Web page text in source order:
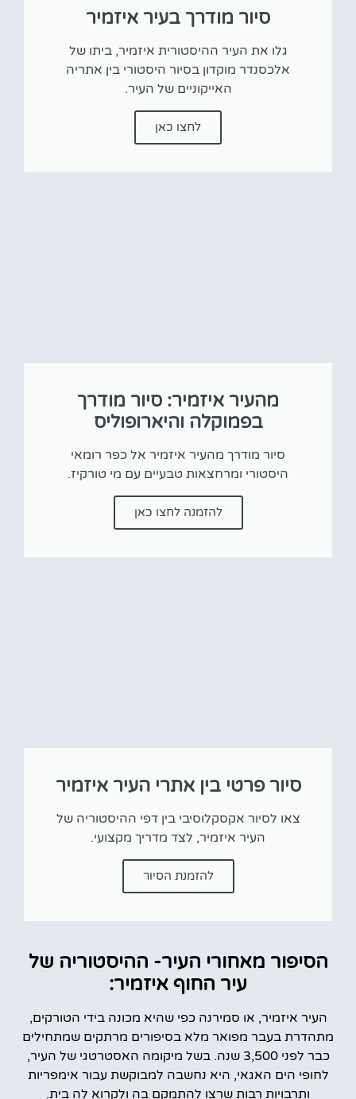
סיור מודרך בעיר איזמיר
גלו את העיר ההיסטורית איזמיר, ביתו של
אלכסנדר מוקדון בסיור היסטורי בין אתריה
האייקוניים של העיר.
לחצו כאן
מהעיר איזמיר: סיור מודרך
בפמוקלה והיארופוליס
סיור מודרך מהעיר איזמיר אל כפר רומאי
היסטורי ומרחצאות טבעיים עם מי טורקיז.
להזמנה לחצו כאן
סיור פרטי בין אתרי העיר איזמיר
צאו לסיור אקסקלוסיבי בין דפי ההיסטוריה של
העיר איזמיר, לצד מדריך מקצועי.
להזמנת הסיור
הסיפור מאחורי העיר- ההיסטוריה של
עיר החוף איזמיר:
העיר איזמיר, או סמירנה כפי שהיא מכונה בידי הטורקים,
מתהדרת בעבר מפואר מלא בסיפורים מרתקים שמתחילים
כבר לפני 3,500 שנה. בשל מיקומה האסטרטגי של העיר,
לחופי הים האגאי, היא נחשבה למבוקשת עבור אימפריות
ותרבויות רבות שרצו להתמקם בה ולקרוא לה בית.